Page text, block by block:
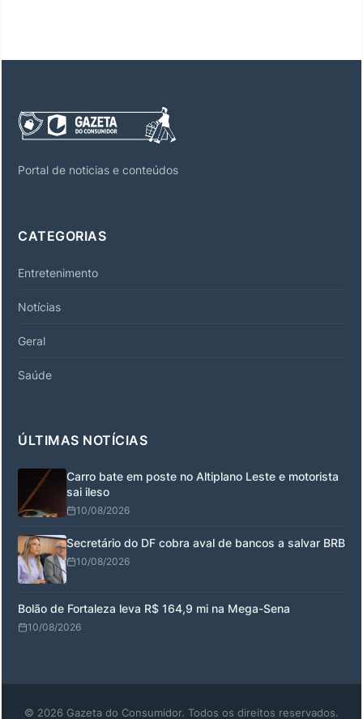
Portal de noticias e conteúdos
CATEGORIAS
Entretenimento
Notícias
Geral
Saúde
ÚLTIMAS NOTÍCIAS
Carro bate em poste no Altiplano Leste e motorista
sai ileso
10/08/2026
Secretário do DF cobra aval de bancos a salvar BRB
10/08/2026
Bolão de Fortaleza leva R$ 164,9 mi na Mega-Sena
10/08/2026
© 2026 Gazeta do Consumidor. Todos os direitos reservados.